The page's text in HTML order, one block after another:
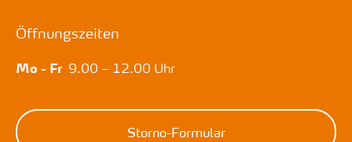
Öffnungszeiten
Mo - Fr 9.00 – 12.00 Uhr
Storno-Formular